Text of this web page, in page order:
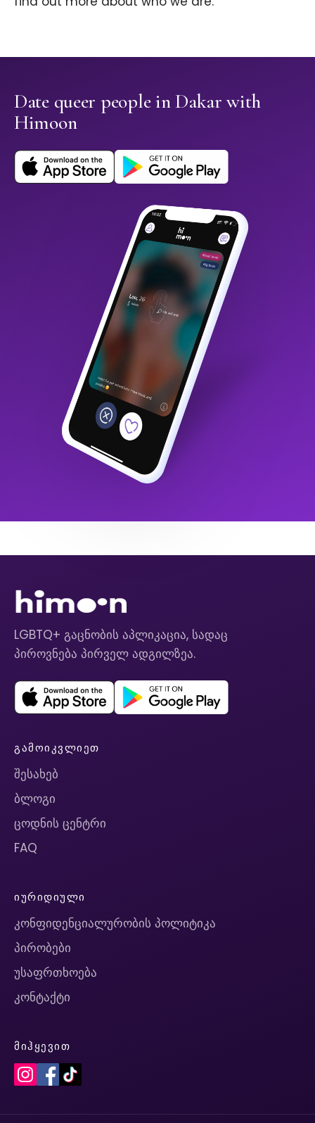
Date queer people in Dakar with
Himoon
LGBTQ+ გაცნობის აპლიკაცია, სადაც
პიროვნება პირველ ადგილზეა.
ᲒᲐᲛᲝᲘᲙᲕᲚᲘᲔᲗ
შესახებ
ბლოგი
ცოდნის ცენტრი
FAQ
ᲘᲣᲠᲘᲓᲘᲣᲚᲘ
კონფიდენციალურობის პოლიტიკა
პირობები
უსაფრთხოება
კონტაქტი
ᲛᲘᲰᲧᲔᲕᲘᲗ